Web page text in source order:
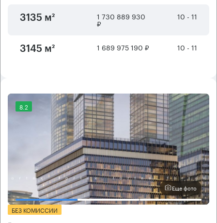
3135 м² 1 730 889 930
₽
10 - 11
3145 м² 1 689 975 190 ₽ 10 - 11
8.2
Еще фото
БЕЗ КОМИССИИ